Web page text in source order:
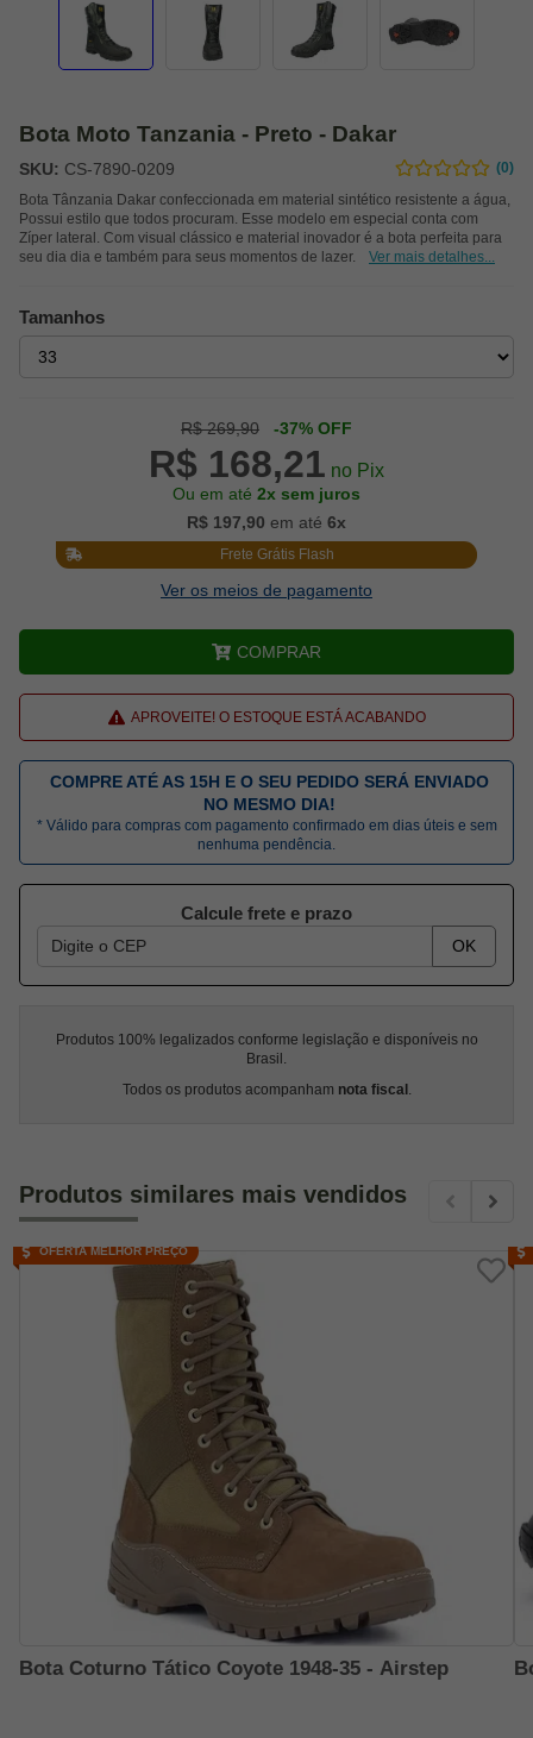
Bota Moto Tanzania - Preto - Dakar
SKU: CS-7890-0209
(0)
Bota Tânzania Dakar confeccionada em material sintético resistente a água,
Possui estilo que todos procuram. Esse modelo em especial conta com
Zíper lateral. Com visual clássico e material inovador é a bota perfeita para
seu dia dia e também para seus momentos de lazer.
Ver mais detalhes...
Tamanhos
R$ 269,90 -37% OFF
R$ 168,21 no Pix
Ou em até 2x sem juros
R$ 197,90 em até 6x
Frete Grátis Flash
Ver os meios de pagamento
COMPRAR
APROVEITE! O ESTOQUE ESTÁ ACABANDO
COMPRE ATÉ AS 15H E O SEU PEDIDO SERÁ ENVIADO
NO MESMO DIA!
* Válido para compras com pagamento confirmado em dias úteis e sem
nenhuma pendência.
Calcule frete e prazo
OK
Produtos 100% legalizados conforme legislação e disponíveis no
Brasil.
Todos os produtos acompanham nota fiscal.
Produtos similares mais vendidos
Bota Coturno Tático Coyote 1948-35 - Airstep
OFERTA MELHOR PREÇO